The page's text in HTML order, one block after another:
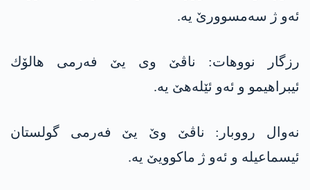
ئەو ژ سه‌مسوورێ یه‌.
رزگار نووهات: ناڤێ وی یێ فەرمی هالۆك
ئیبراهیمو و ئەو ئێله‌هێ یه‌.
نه‌وال رووبار: ناڤێ وێ یێ فەرمی گولستان
ئیسماعیله‌ و ئه‌و ژ ماكوویێ یه‌.